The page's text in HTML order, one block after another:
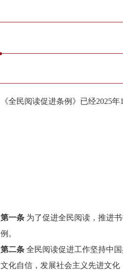
《全民阅读促进条例》已经2025
第一条 为了促进全民阅读，推进
例。
第二条 全民阅读促进工作坚持中
文化自信，发展社会主义先进文化